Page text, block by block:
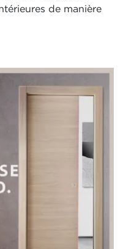
de manière